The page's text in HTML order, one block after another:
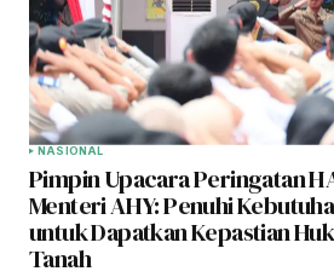
NASIONAL
Pimpin Upacara Peringatan
Menteri AHY: Penuhi
untuk Dapatkan Kepastian
Tanah